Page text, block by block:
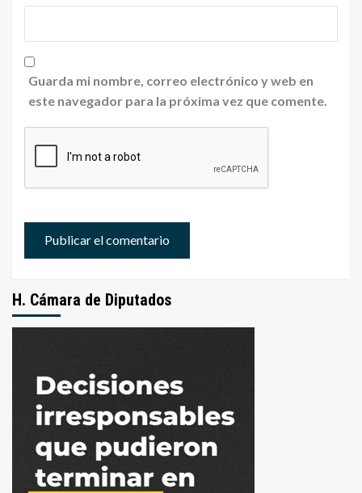
Guarda mi nombre, correo electrónico y web en
este navegador para la próxima vez que comente.
H. Cámara de Diputados